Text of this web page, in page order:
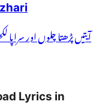
آیتیں پڑھتا چلوں اور
Lyrics in